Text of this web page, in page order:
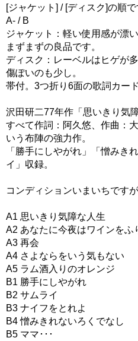
[ジャケット] / [ディスク]の順で
A- / B
ジャケット：軽い使用感が漂
まずまずの良品です。
ディスク：レーベルはヒゲが
傷ぽいのも少し。
帯付。3つ折り6面の歌詞カード
沢田研二77年作「思いきり気
すべて作詞：阿久悠、作曲：
いう布陣の強力作。
「勝手にしやがれ」「憎みき
イ」収録。
コンディションいまいちですが
A1 思いきり気障な人生
A2 あなたに今夜はワインをふ
A3 再会
A4 さよならをいう気もない
A5 ラム酒入りのオレンジ
B1 勝手にしやがれ
B2 サムライ
B3 ナイフをとれよ
B4 憎みきれないろくでなし
B5 ママ･･･